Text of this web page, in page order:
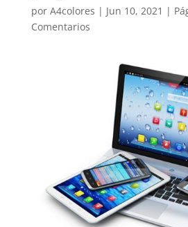
por A4colores | Jun 10, 2021 |
Comentarios